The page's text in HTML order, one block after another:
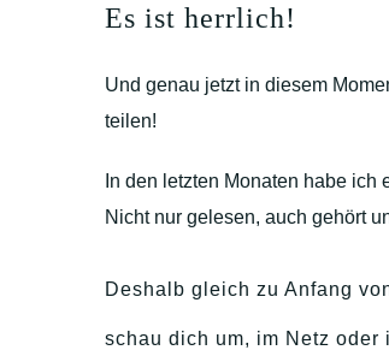
Es ist herrlich!
Und genau jetzt in diesem
teilen!
In den letzten Monaten habe ich
Nicht nur gelesen, auch gehört
Deshalb gleich zu Anfang
schau dich um, im Netz